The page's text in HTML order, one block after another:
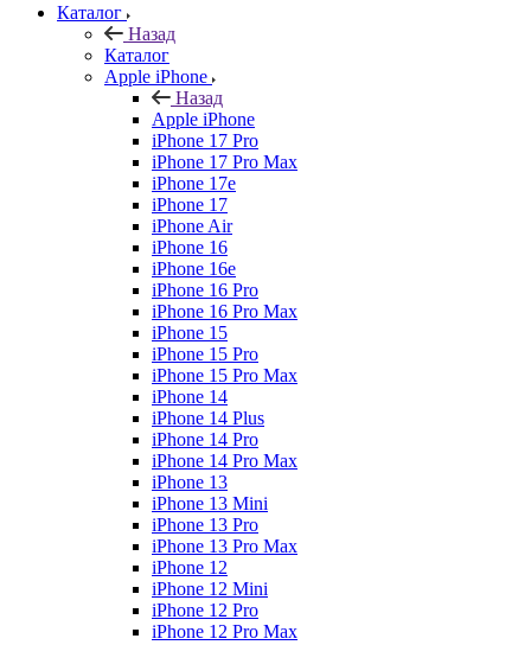
Каталог
Назад
Каталог
Apple iPhone
Назад
Apple iPhone
iPhone 17 Pro
iPhone 17 Pro Max
iPhone 17e
iPhone 17
iPhone Air
iPhone 16
iPhone 16e
iPhone 16 Pro
iPhone 16 Pro Max
iPhone 15
iPhone 15 Pro
iPhone 15 Pro Max
iPhone 14
iPhone 14 Plus
iPhone 14 Pro
iPhone 14 Pro Max
iPhone 13
iPhone 13 Mini
iPhone 13 Pro
iPhone 13 Pro Max
iPhone 12
iPhone 12 Mini
iPhone 12 Pro
iPhone 12 Pro Max